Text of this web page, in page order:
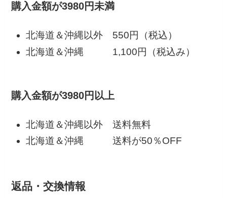
購入金額が3980円未満
北海道＆沖縄以外 550円（税込）
北海道＆沖縄 1,100円（税込み）
購入金額が3980円以上
北海道＆沖縄以外 送料無料
北海道＆沖縄 送料が50％OFF
返品・交換情報